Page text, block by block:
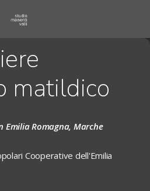
matildico
Emilia Romagna, Marche
Cooperative dell'Emilia